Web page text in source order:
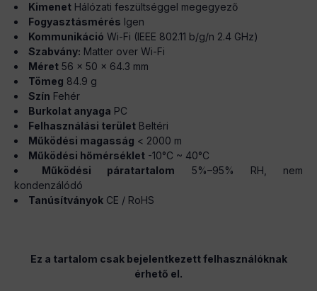
Kimenet Hálózati feszültséggel megegyező
Fogyasztásmérés Igen
Kommunikáció Wi-Fi (IEEE 802.11 b/g/n 2.4 GHz)
Szabvány: Matter over Wi-Fi
Méret 56 × 50 × 64.3 mm
Tömeg 84.9 g
Szín Fehér
Burkolat anyaga PC
Felhasználási terület Beltéri
Működési magasság < 2000 m
Működési hőmérséklet -10°C ~ 40°C
Működési páratartalom 5%–95% RH, nem
kondenzálódó
Tanúsítványok CE / RoHS
Ez a tartalom csak bejelentkezett felhasználóknak
érhető el.